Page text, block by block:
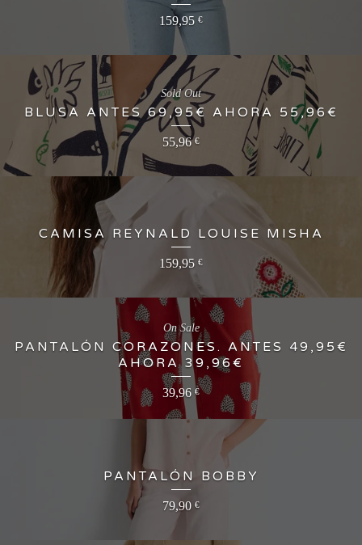
159,95 €
BLUSA ANTES 69,95€ AHORA 55,96€
55,96€
Sold Out
CAMISA REYNALD LOUISE MISHA
159,95 €
PANTALÓN CORAZONES. ANTES 49,95€
AHORA 39,96€
39,96 €
On Sale
PANTALÓN BOBBY
79,90 €